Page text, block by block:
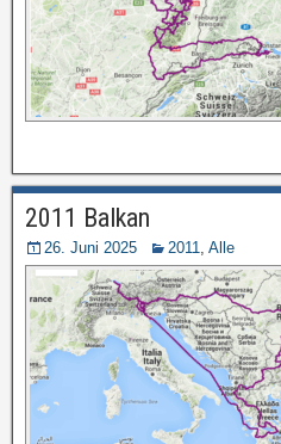
2011 Balkan
26. Juni 2025 2011, Alle